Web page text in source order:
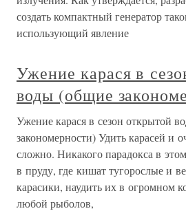
создать компактный генератор
использующий явление
Ужение карася в
воды (общие
Ужение карася в сезон открытой
закономерности) Удить карасей и
сложно. Никакого парадокса в
в пруду, где кишат тугорослые и
карасики, наудить их в огромном
любой рыболов,